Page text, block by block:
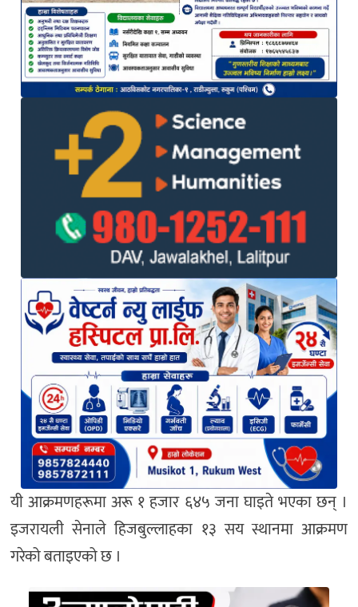
यी आक्रमणहरूमा अरू १ हजार ६४५ जना घाइते भएका छन् ।
इजरायली सेनाले हिजबुल्लाहका १३ सय स्थानमा आक्रमण
गरेको बताइएको छ ।